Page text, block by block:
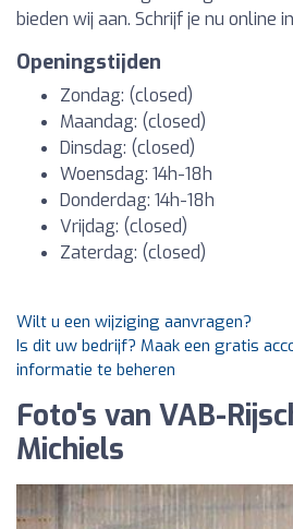
bieden wij aan. Schrijf je nu online
Openingstijden
Zondag: (closed)
Maandag: (closed)
Dinsdag: (closed)
Woensdag: 14h-18h
Donderdag: 14h-18h
Vrijdag: (closed)
Zaterdag: (closed)
Wilt u een wijziging aanvragen?
Is dit uw bedrijf? Maak een gratis
informatie te beheren
Foto's van VAB-
Michiels